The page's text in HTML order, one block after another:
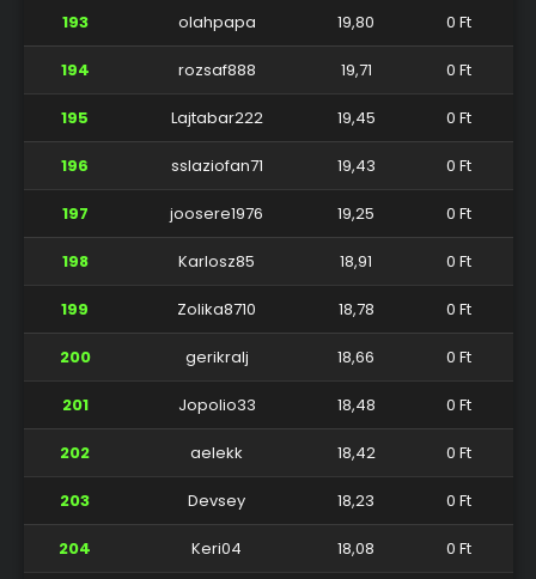
193 olahpapa 19,80 0 Ft
194 rozsaf888 19,71 0 Ft
195 Lajtabar222 19,45 0 Ft
196 sslaziofan71 19,43 0 Ft
197 joosere1976 19,25 0 Ft
198 Karlosz85 18,91 0 Ft
199 Zolika8710 18,78 0 Ft
200 gerikralj 18,66 0 Ft
201 Jopolio33 18,48 0 Ft
202 aelekk 18,42 0 Ft
203 Devsey 18,23 0 Ft
204 Keri04 18,08 0 Ft